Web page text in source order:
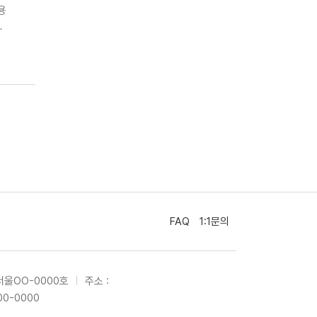
FAQ 1:1문의
울OO-0000호
주소 :
0000